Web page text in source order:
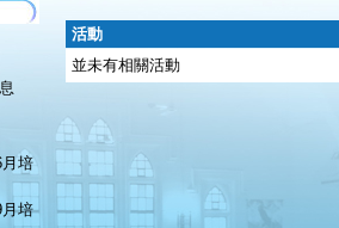
培
培
活動
並未有相關活動